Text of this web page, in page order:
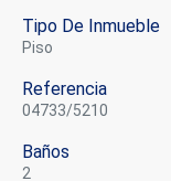
Tipo De Inmueble
piso
Referencia
04733/5210
Baños
2
Modificar